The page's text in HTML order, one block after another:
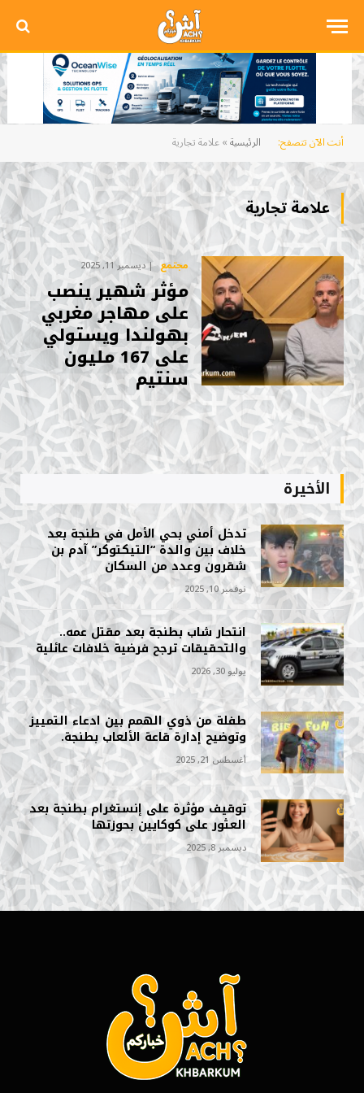
أنت الآن تتصفح: الرئيسية»علامة تجارية
علامة تجارية
مجتمع ديسمبر 11, 2025
مؤثر شهير ينصب
على مهاجر مغربي
بهولندا ويستولي
على 167 مليون
سنتيم
الأخيرة
تدخل أمني بحي الأمل في طنجة بعد
خلاف بين والدة “التيكتوكر” آدم بن
شقرون وعدد من السكان
نوفمبر 10, 2025
انتحار شاب بطنجة بعد مقتل عمه..
والتحقيقات ترجح فرضية خلافات عائلية
يوليو 30, 2026
طفلة من ذوي الهمم بين ادعاء التمييز
وتوضيح إدارة قاعة الألعاب بطنجة.
أغسطس 21, 2025
توقيف مؤثرة على إنستغرام بطنجة بعد
العثور على كوكايين بحوزتها
ديسمبر 8, 2025